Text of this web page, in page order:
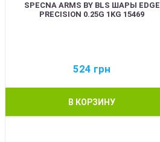
SPECNA ARMS BY BLS ШАРЫ EDGE
PRECISION 0.25G 1KG 15469
524 грн
В КОРЗИНУ